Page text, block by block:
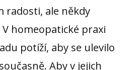
radosti, ale někdy
homeopatické praxi
potíží, aby se ulevilo
Aby v jejich